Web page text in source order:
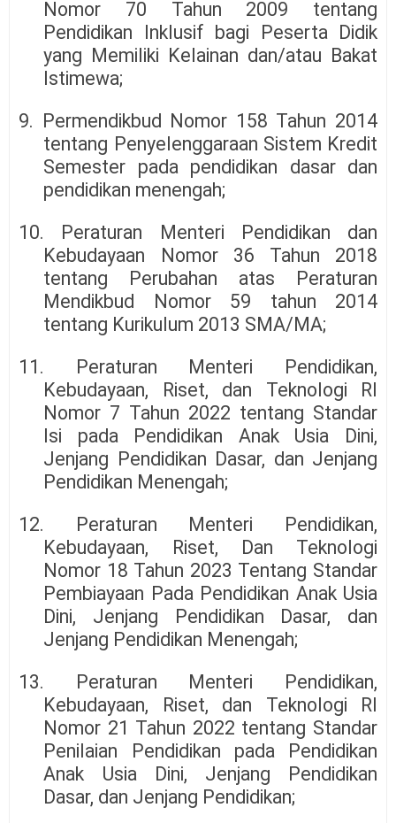
Nomor 70 Tahun 2009 tentang
Pendidikan Inklusif bagi Peserta Didik
yang Memiliki Kelainan dan/atau Bakat
Istimewa;
9. Permendikbud Nomor 158 Tahun 2014
tentang Penyelenggaraan Sistem Kredit
Semester pada pendidikan dasar dan
pendidikan menengah;
10. Peraturan Menteri Pendidikan dan
Kebudayaan Nomor 36 Tahun 2018
tentang Perubahan atas Peraturan
Mendikbud Nomor 59 tahun 2014
tentang Kurikulum 2013 SMA/MA;
11. Peraturan Menteri Pendidikan,
Kebudayaan, Riset, dan Teknologi RI
Nomor 7 Tahun 2022 tentang Standar
Isi pada Pendidikan Anak Usia Dini,
Jenjang Pendidikan Dasar, dan Jenjang
Pendidikan Menengah;
12. Peraturan Menteri Pendidikan,
Kebudayaan, Riset, Dan Teknologi
Nomor 18 Tahun 2023 Tentang Standar
Pembiayaan Pada Pendidikan Anak Usia
Dini, Jenjang Pendidikan Dasar, dan
Jenjang Pendidikan Menengah;
13. Peraturan Menteri Pendidikan,
Kebudayaan, Riset, dan Teknologi RI
Nomor 21 Tahun 2022 tentang Standar
Penilaian Pendidikan pada Pendidikan
Anak Usia Dini, Jenjang Pendidikan
Dasar, dan Jenjang Pendidikan;